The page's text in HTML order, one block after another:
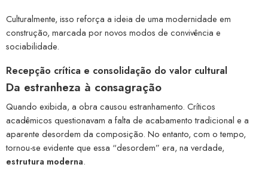
Culturalmente, isso reforça a ideia de uma modernidade em
construção, marcada por novos modos de convivência e
sociabilidade.
Recepção crítica e consolidação do valor cultural
Da estranheza à consagração
Quando exibida, a obra causou estranhamento. Críticos
acadêmicos questionavam a falta de acabamento tradicional e a
aparente desordem da composição. No entanto, com o tempo,
tornou-se evidente que essa “desordem” era, na verdade,
estrutura moderna.